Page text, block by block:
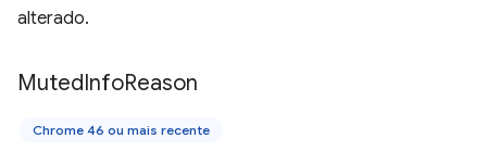
alterado.
MutedInfoReason
Chrome 46 ou mais recente